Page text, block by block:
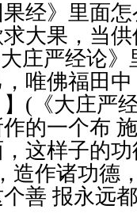
经》里面
大果，当
庄严经论》
唯佛福田
( 《大庄严
的一个布
这样子的
造作诸功德
善 报永远